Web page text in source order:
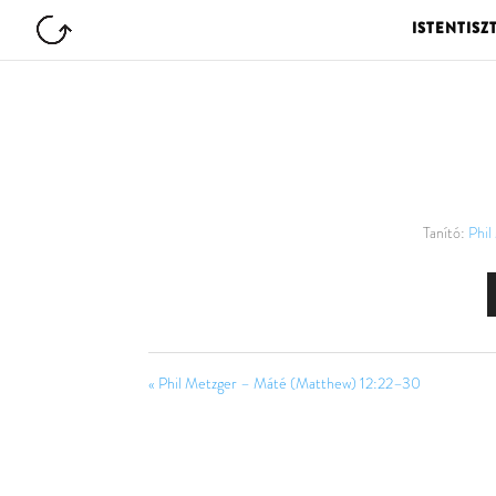
Tanító:
« Phil Metzger – Máté (Matthew) 12:22–30